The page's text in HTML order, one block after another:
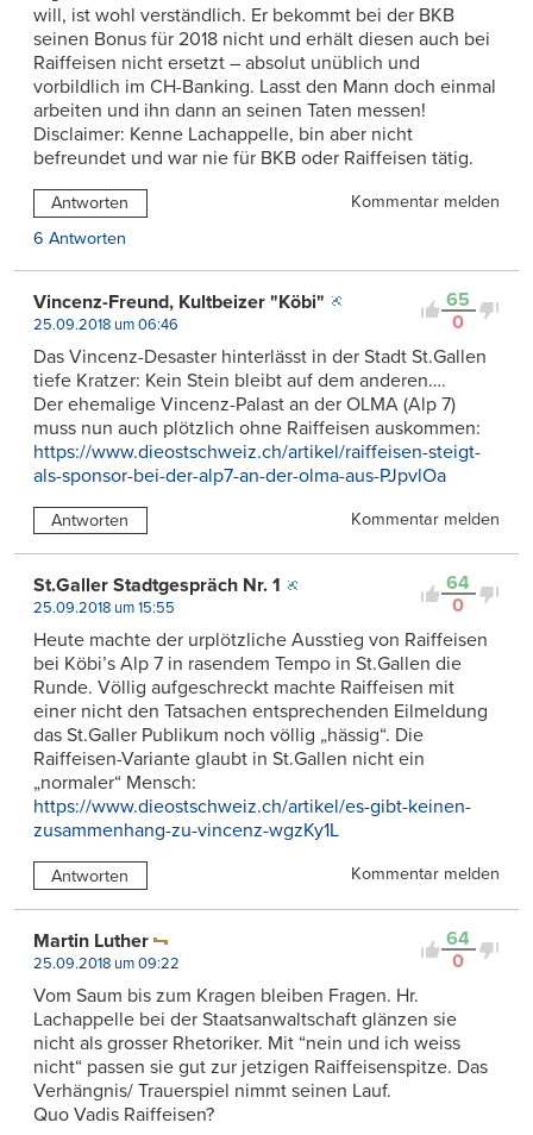
will, ist wohl verständlich. Er bekommt bei der BKB
seinen Bonus für 2018 nicht und erhält diesen auch bei
Raiffeisen nicht ersetzt – absolut unüblich und
vorbildlich im CH-Banking. Lasst den Mann doch einmal
arbeiten und ihn dann an seinen Taten messen!
Disclaimer: Kenne Lachappelle, bin aber nicht
befreundet und war nie für BKB oder Raiffeisen tätig.
Antworten
Kommentar melden
6 Antworten
65
0
Vincenz-Freund, Kultbeizer "Köbi"
25.09.2018 um 06:46
Das Vincenz-Desaster hinterlässt in der Stadt St.Gallen
tiefe Kratzer: Kein Stein bleibt auf dem anderen….
Der ehemalige Vincenz-Palast an der OLMA (Alp 7)
muss nun auch plötzlich ohne Raiffeisen auskommen:
https://www.dieostschweiz.ch/artikel/raiffeisen-steigt-
als-sponsor-bei-der-alp7-an-der-olma-aus-PJpvlOa
Antworten Kommentar melden
64
0
St.Galler Stadtgespräch Nr. 1
25.09.2018 um 15:55
Heute machte der urplötzliche Ausstieg von Raiffeisen
bei Köbi’s Alp 7 in rasendem Tempo in St.Gallen die
Runde. Völlig aufgeschreckt machte Raiffeisen mit
einer nicht den Tatsachen entsprechenden Eilmeldung
das St.Galler Publikum noch völlig „hässig“. Die
Raiffeisen-Variante glaubt in St.Gallen nicht ein
„normaler“ Mensch:
https://www.dieostschweiz.ch/artikel/es-gibt-keinen-
zusammenhang-zu-vincenz-wgzKy1L
Antworten Kommentar melden
64
0
Martin Luther
25.09.2018 um 09:22
Vom Saum bis zum Kragen bleiben Fragen. Hr.
Lachappelle bei der Staatsanwaltschaft glänzen sie
nicht als grosser Rhetoriker. Mit “nein und ich weiss
nicht“ passen sie gut zur jetzigen Raiffeisenspitze. Das
Verhängnis/ Trauerspiel nimmt seinen Lauf.
Quo Vadis Raiffeisen?